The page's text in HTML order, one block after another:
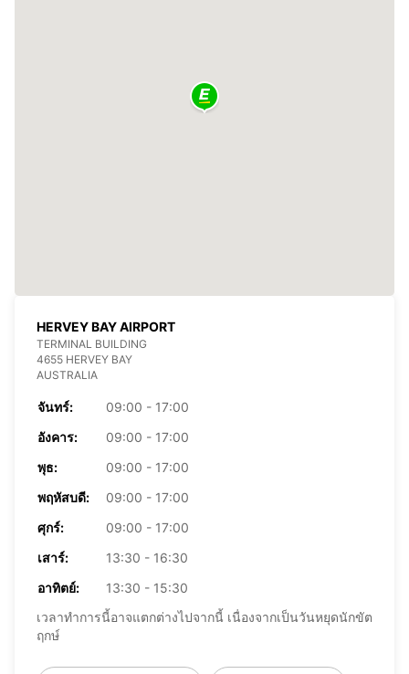
HERVEY BAY AIRPORT
TERMINAL BUILDING
4655 HERVEY BAY
AUSTRALIA
จันทร์:
09:00 - 17:00
อังคาร:
09:00 - 17:00
พุธ:
09:00 - 17:00
พฤหัสบดี:
09:00 - 17:00
ศุกร์:
09:00 - 17:00
เสาร์:
13:30 - 16:30
อาทิตย์:
13:30 - 15:30
เวลาทำการนี้อาจแตกต่างไปจากนี้ เนื่องจากเป็นวันหยุดนักขัต
ฤกษ์